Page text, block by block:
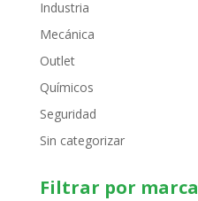
Industria
Mecánica
Outlet
Químicos
Seguridad
Sin categorizar
Filtrar por marca